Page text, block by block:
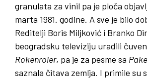
granulata za vinil pa je ploča
marta 1981. godine. A sve je bilo
Reditelji Boris Miljković i Branko
beogradsku televiziju uradili
Rokenroler, pa je za pesme sa
saznala čitava zemlja. I primile su